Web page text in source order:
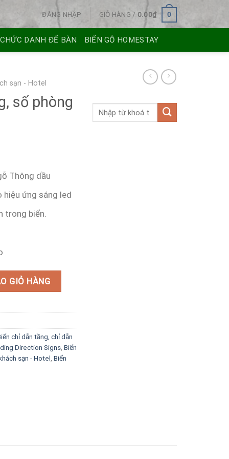
ĐĂNG NHẬP GIỎ HÀNG / 0.00₫ 0
DANH ĐỂ BÀN BIỂN GỖ HOMESTAY
sạn - Hotel
số phòng
Thông dầu
hiệu ứng sáng led
trong biển.
led số lượng
GIỎ HÀNG
chỉ dẫn tầng, chỉ dẫn
Direction Signs Biển
sạn - Hotel Biển